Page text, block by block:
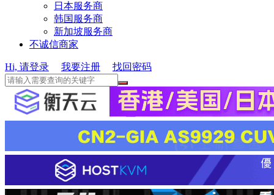
日本服务商
韩国服务商
新加坡服务商
不诚信商家
Hi, 请登录 我要注册 找回密码